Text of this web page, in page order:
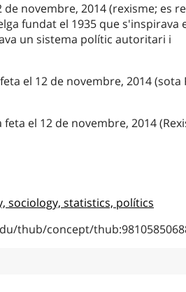
de novembre, 2014 (rexisme; es
fundat el 1935 que s'inspirava
un sistema polític autoritari i
el 12 de novembre, 2014 (sota
el 12 de novembre, 2014
sociology, statistics, polítics
thub/concept/